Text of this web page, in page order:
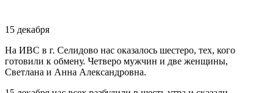
15 декабря
На ИВС в г. Селидово нас оказалось шестеро, тех, кого
готовили к обмену. Четверо мужчин и две женщины,
Светлана и Анна Александровна.